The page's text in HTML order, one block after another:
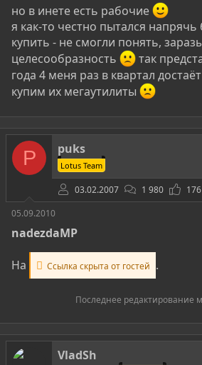
но в инете есть рабочие
я как-то честно пытался
купить - не смогли понять,
целесообразность
так
года 4 меня раз в квартал
купим их мегаутилиты
P puks
Lotus Team
03.02.2007 1 980
176
05.09.2010
nadezdaMP​
На Ссылка скрыта от гостей .
Последнее редактирование
VladSh